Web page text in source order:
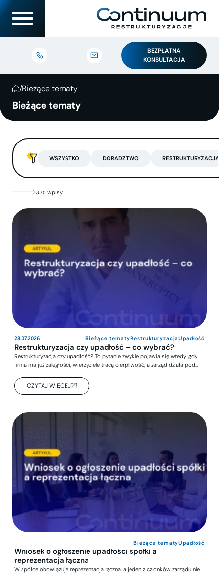
BEZPŁATNA
KONSULTACJA
/Bieżące tematy
Bieżące tematy
WSZYSTKO DORADZTWO RESTRUKTURYZACJA
335 wpisy
28.07.2026 Bieżące tematyRestrukturyzacjaUpadłość
Restrukturyzacja czy upadłość – co wybrać?
Restrukturyzacja czy upadłość? To pytanie zwykle pojawia się wtedy, gdy
firma ma już zaległości, wierzyciele tracą cierpliwość, a zarząd działa pod…
CZYTAJ WIĘCEJ
Bieżące tematyUpadłość
Wniosek o ogłoszenie upadłości spółki a
reprezentacja łączna
W spółce obowiązuje reprezentacja łączna, a jeden z członków zarządu nie